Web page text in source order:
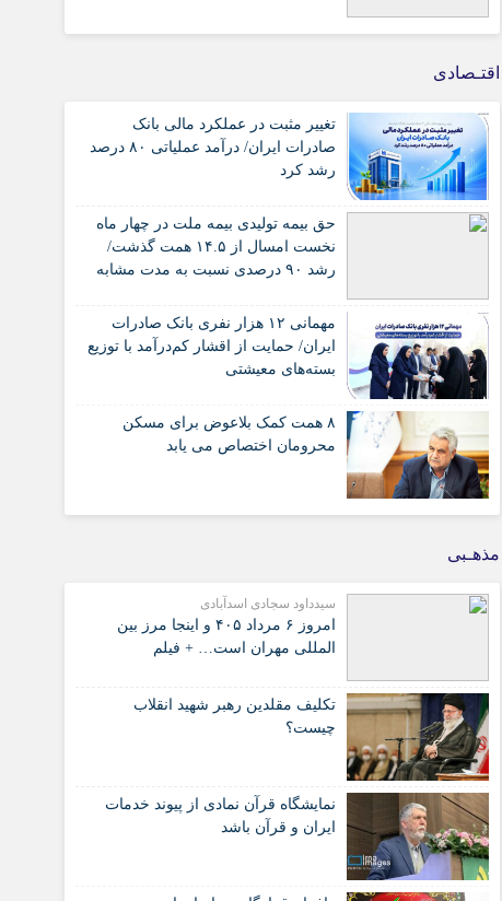
اقتـصادی
تغییر مثبت در عملکرد مالی بانک
صادرات ایران/ درآمد عملیاتی ۸۰ درصد
رشد کرد
حق بیمه تولیدی بیمه ملت در چهار ماه
نخست امسال از ۱۴.۵ همت گذشت/
رشد ۹۰ درصدی نسبت به مدت مشابه
مهمانی ۱۲ هزار نفری بانک صادرات
ایران/ حمایت از اقشار کم‌درآمد با توزیع
بسته‌های معیشتی
۸ همت کمک بلاعوض برای مسکن
محرومان اختصاص می یابد
مذهـبی
سیدداود سجادی اسدآبادی
امروز ۶ مرداد ۴۰۵ و اینجا مرز بین
المللی مهران است… + فیلم
تکلیف مقلدین رهبر شهید انقلاب
چیست؟
نمایشگاه قرآن نمادی از پیوند خدمات
ایران و قرآن باشد